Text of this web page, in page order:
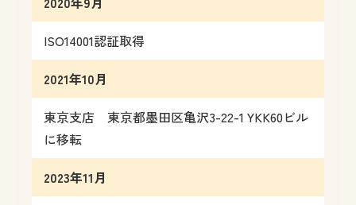
ISO14001認証取得
2021年10月
東京支店 東京都墨田区亀沢3-22-1 YKK60ビル
に移転
2023年11月